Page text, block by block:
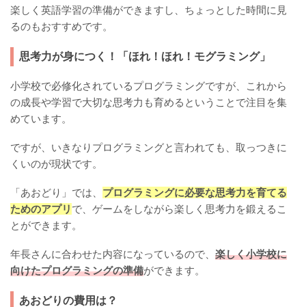
楽しく英語学習の準備ができますし、ちょっとした時間に見
るのもおすすめです。
思考力が身につく！「ほれ！ほれ！モグラミング」
小学校で必修化されているプログラミングですが、これから
の成長や学習で大切な思考力も育めるということで注目を集
めています。
ですが、いきなりプログラミングと言われても、取っつきに
くいのが現状です。
「あおどり」では、 プログラミングに必要な思考力を育てる
ためのアプリ で、ゲームをしながら楽しく思考力を鍛えるこ
とができます。
年長さんに合わせた内容になっているので、 楽しく小学校に
向けたプログラミングの準備ができます。
あおどりの費用は？